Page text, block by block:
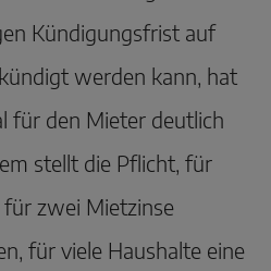
Kündigungsfrist auf
werden kann, hat
für den Mieter deutlich
stellt die Pflicht, für
zwei Mietzinse
für viele Haushalte eine